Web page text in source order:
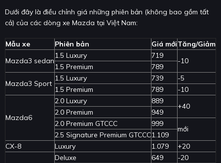
Dưới đây là điều chỉnh giá những phiên bản (không bao gồm tất
cả) của các dòng xe Mazda tại Việt Nam:
Mẫu xe Phiên bản Giá mớiTăng/Giảm
Mazda3 sedan
1.5 Luxury 719
-10
1.5 Premium
789
Mazda3 Sport
1.5 Luxury 739
-5
1.5 Premium
789 -10
Mazda6
2.0 Luxury 889
+40
2.0 Premium
949
2.0 Premium GTCCC
999
mới
2.5 Signature Premium GTCCC1.109
CX-8
Luxury 1.079 +20
Deluxe 649
-20